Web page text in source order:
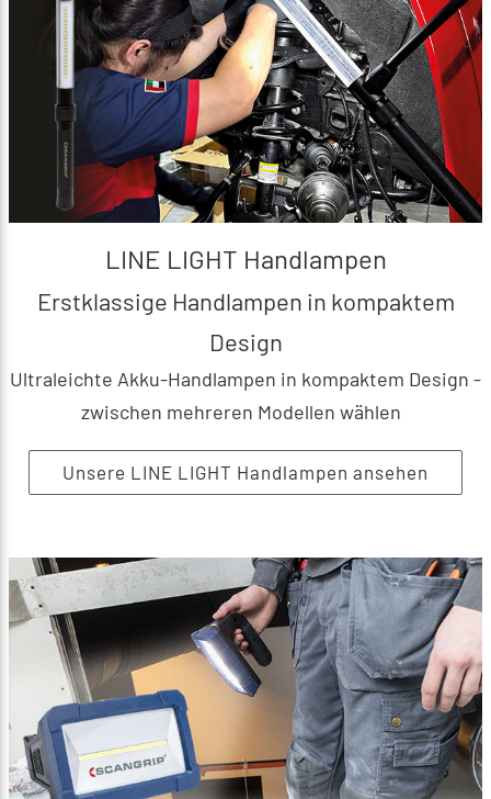
LINE LIGHT Handlampen
Erstklassige Handlampen in kompaktem
Design
Ultraleichte Akku-Handlampen in kompaktem Design -
zwischen mehreren Modellen wählen
Unsere LINE LIGHT Handlampen ansehen